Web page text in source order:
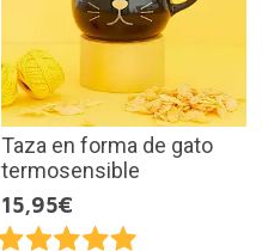
Taza en forma de gato
termosensible
15,95€